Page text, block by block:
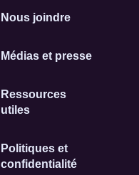
Nous joindre
Médias et presse
Ressources
utiles
Politiques et
confidentialité